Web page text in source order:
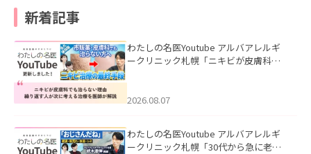
新着記事
わたしの名医Youtube アルバアレルギ
ークリニック札幌「ニキビが皮膚科で
ました。
2026.08.07
わたしの名医Youtube アルバアレルギ
ークリニック札幌「30代から急に老け